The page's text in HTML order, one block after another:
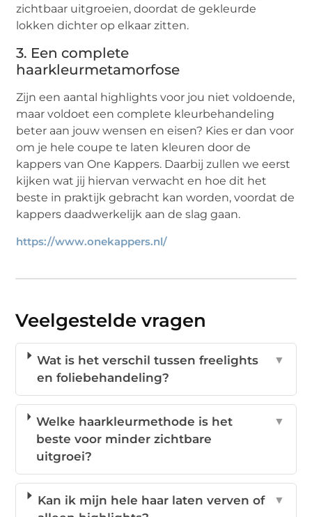
zichtbaar uitgroeien, doordat de gekleurde
lokken dichter op elkaar zitten.
3. Een complete
haarkleurmetamorfose
Zijn een aantal highlights voor jou niet voldoende,
maar voldoet een complete kleurbehandeling
beter aan jouw wensen en eisen? Kies er dan voor
om je hele coupe te laten kleuren door de
kappers van One Kappers. Daarbij zullen we eerst
kijken wat jij hiervan verwacht en hoe dit het
beste in praktijk gebracht kan worden, voordat de
kappers daadwerkelijk aan de slag gaan.
https://www.onekappers.nl/
Veelgestelde vragen
Wat is het verschil tussen freelights
en foliebehandeling?
▼
Welke haarkleurmethode is het
beste voor minder zichtbare
uitgroei?
▼
Kan ik mijn hele haar laten verven of
▼